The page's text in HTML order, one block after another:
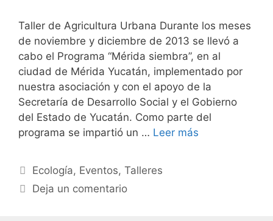
Taller de Agricultura Urbana Durante los meses
de noviembre y diciembre de 2013 se llevó a
cabo el Programa “Mérida siembra”, en al
ciudad de Mérida Yucatán, implementado por
nuestra asociación y con el apoyo de la
Secretaría de Desarrollo Social y el Gobierno
del Estado de Yucatán. Como parte del
programa se impartió un … Leer más
Ecología, Eventos,Talleres
Deja un comentario